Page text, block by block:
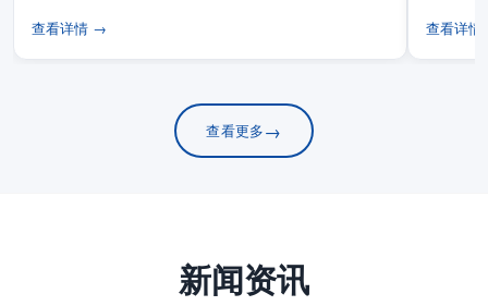
查看详情 → 查看详
查看更多→
新闻资讯